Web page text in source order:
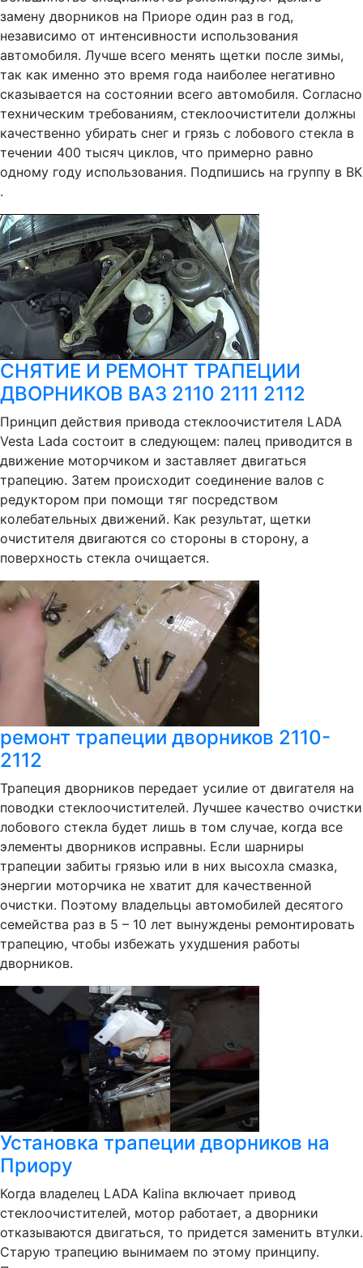
замену дворников на Приоре один раз в год,
независимо от интенсивности использования
автомобиля. Лучше всего менять щетки после зимы,
так как именно это время года наиболее негативно
сказывается на состоянии всего автомобиля. Согласно
техническим требованиям, стеклоочистители должны
качественно убирать снег и грязь с лобового стекла в
течении 400 тысяч циклов, что примерно равно
одному году использования. Подпишись на группу в ВК
.
СНЯТИЕ И РЕМОНТ ТРАПЕЦИИ
ДВОРНИКОВ ВАЗ 2110 2111 2112
Принцип действия привода стеклоочистителя LADA
Vesta Lada состоит в следующем: палец приводится в
движение моторчиком и заставляет двигаться
трапецию. Затем происходит соединение валов с
редуктором при помощи тяг посредством
колебательных движений. Как результат, щетки
очистителя двигаются со стороны в сторону, а
поверхность стекла очищается.
ремонт трапеции дворников 2110-
2112
Трапеция дворников передает усилие от двигателя на
поводки стеклоочистителей. Лучшее качество очистки
лобового стекла будет лишь в том случае, когда все
элементы дворников исправны. Если шарниры
трапеции забиты грязью или в них высохла смазка,
энергии моторчика не хватит для качественной
очистки. Поэтому владельцы автомобилей десятого
семейства раз в 5 – 10 лет вынуждены ремонтировать
трапецию, чтобы избежать ухудшения работы
дворников.
Установка трапеции дворников на
Приору
Когда владелец LADA Kalina включает привод
стеклоочистителей, мотор работает, а дворники
отказываются двигаться, то придется заменить втулки.
Старую трапецию вынимаем по этому принципу.